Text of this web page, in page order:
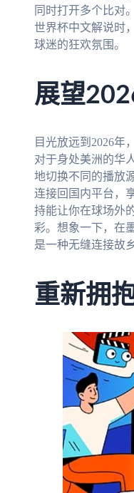
同时打开多个比对
世界杯中文解说时
球迷的狂欢氛围。
展望
目光放远到2026年
对于身处美洲的华
地切换不同的播放
连接回国内平台，
持能让你在球场外
彩。想象一下，在
是一种无缝连接故
重新拥